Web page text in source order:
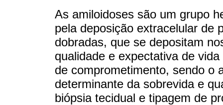
As amiloidoses são um grupo
pela deposição extracelular de
dobradas, que se depositam
qualidade e expectativa de
de comprometimento, sendo o
determinante da sobrevida e
biópsia tecidual e tipagem de